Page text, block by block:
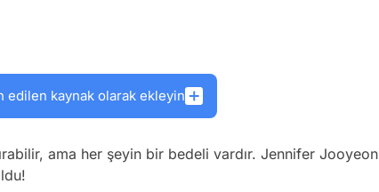
edilen kaynak olarak ekleyin
ama her şeyin bir bedeli vardır. Jennifer Jooyeon